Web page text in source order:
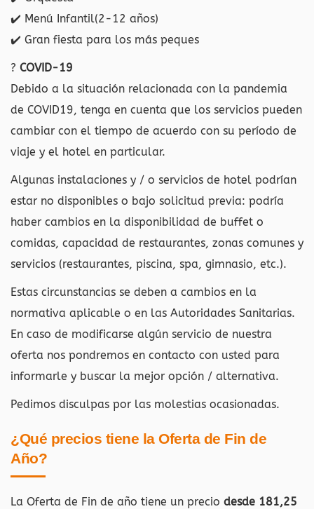
✔️ Menú Infantil(2-12 años)
✔️ Gran fiesta para los más peques
? COVID-19
Debido a la situación relacionada con la pandemia
de COVID19, tenga en cuenta que los servicios pueden
cambiar con el tiempo de acuerdo con su período de
viaje y el hotel en particular.
Algunas instalaciones y / o servicios de hotel podrían
estar no disponibles o bajo solicitud previa: podría
haber cambios en la disponibilidad de buffet o
comidas, capacidad de restaurantes, zonas comunes y
servicios (restaurantes, piscina, spa, gimnasio, etc.).
Estas circunstancias se deben a cambios en la
normativa aplicable o en las Autoridades Sanitarias.
En caso de modificarse algún servicio de nuestra
oferta nos pondremos en contacto con usted para
informarle y buscar la mejor opción / alternativa.
Pedimos disculpas por las molestias ocasionadas.
¿Qué precios tiene la Oferta de Fin de
Año?
La Oferta de Fin de año tiene un precio desde 181,25